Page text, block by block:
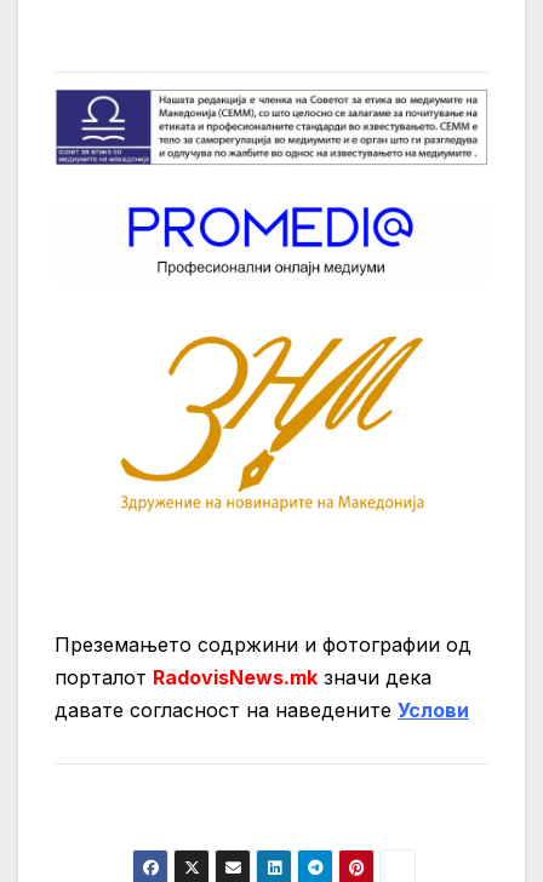
Преземањето содржини и фотографии од
порталот RadovisNews.mk значи дека
давате согласност на нaведените Услови